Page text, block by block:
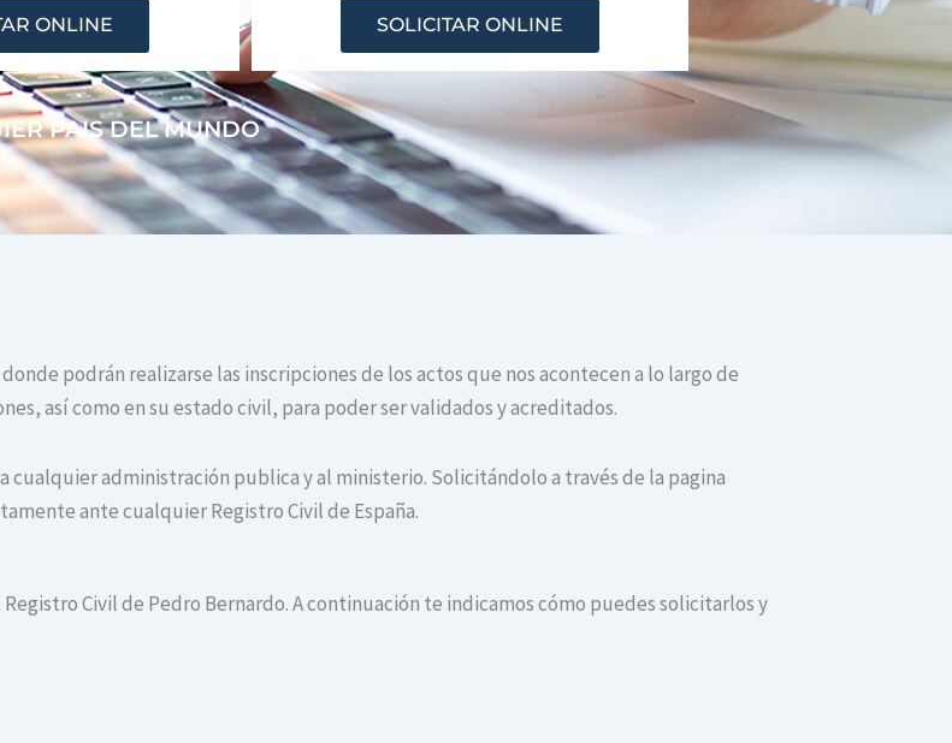
ONLINE SOLICITAR ONLINE
PAIS DEL MUNDO
podrán realizarse las inscripciones de los actos que nos acontecen a lo largo de
así como en su estado civil, para poder ser validados y acreditados.
administración publica y al ministerio. Solicitándolo a través de la pagina
ante cualquier Registro Civil de España.
Civil de Pedro Bernardo. A continuación te indicamos cómo puedes solicitarlos y